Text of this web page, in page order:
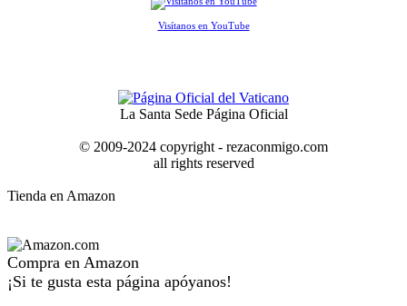
Visítanos en YouTube
La Santa Sede Página Oficial
© 2009-2024 copyright - rezaconmigo.com
all rights reserved
Tienda en Amazon
Compra en Amazon
¡Si te gusta esta página apóyanos!